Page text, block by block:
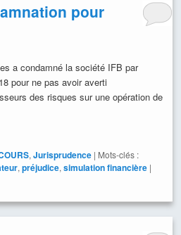
pour
a condamné la société IFB par
pour ne pas avoir averti
des risques sur une opération de
, Jurisprudence | Mots-clés :
, préjudice, simulation financière |